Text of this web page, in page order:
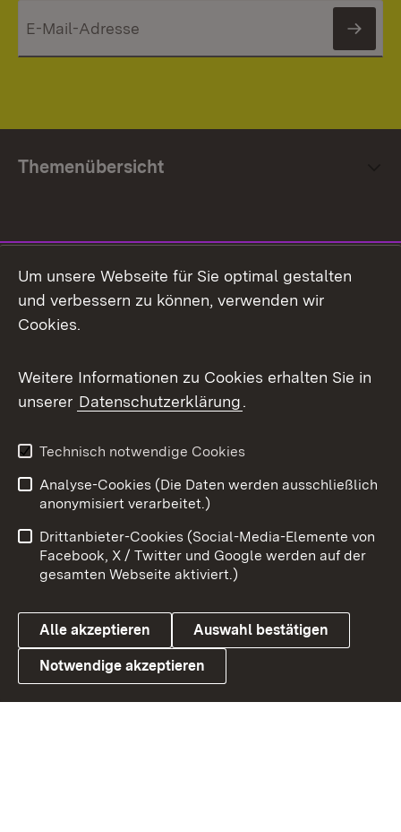
Themenübersicht
Facebook
X / Twitter
Youtube
Link zum Landesportal
Impressum
Kontakt
Barrierefreiheit
Datenschutz
Cookies
Um unsere Webseite für Sie optimal gestalten
und verbessern zu können, verwenden wir
Cookies.
Weitere Informationen zu Cookies erhalten Sie in
unserer Datenschutzerklärung.
Technisch notwendige Cookies
Analyse-Cookies (Die Daten werden ausschließlich
anonymisiert verarbeitet.)
Drittanbieter-Cookies (Social-Media-Elemente von
Facebook, X / Twitter und Google werden auf der
gesamten Webseite aktiviert.)
Alle akzeptieren Auswahl bestätigen
Notwendige akzeptieren